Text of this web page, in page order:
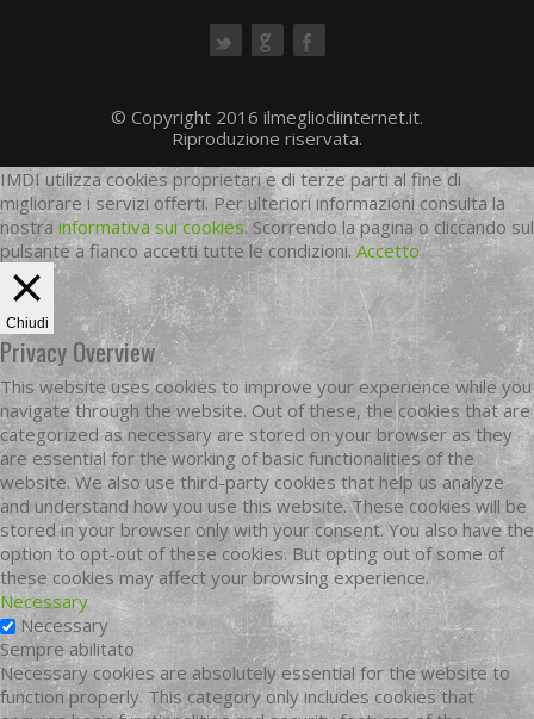
© Copyright 2016 ilmegliodiinternet.it.
Riproduzione riservata.
IMDI utilizza cookies proprietari e di terze parti al fine di
migliorare i servizi offerti. Per ulteriori informazioni consulta la
nostra informativa sui cookies. Scorrendo la pagina o cliccando sul
pulsante a fianco accetti tutte le condizioni. Accetto
Chiudi
Privacy Overview
This website uses cookies to improve your experience while you
navigate through the website. Out of these, the cookies that are
categorized as necessary are stored on your browser as they
are essential for the working of basic functionalities of the
website. We also use third-party cookies that help us analyze
and understand how you use this website. These cookies will be
stored in your browser only with your consent. You also have the
option to opt-out of these cookies. But opting out of some of
these cookies may affect your browsing experience.
Necessary
Necessary
Sempre abilitato
Necessary cookies are absolutely essential for the website to
function properly. This category only includes cookies that